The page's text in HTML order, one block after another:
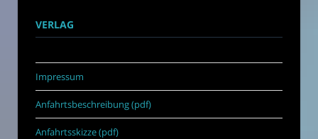
VERLAG
Impressum
Anfahrtsbeschreibung (pdf)
Anfahrtsskizze (pdf)